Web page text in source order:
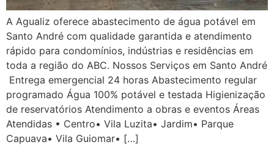
A Agualiz oferece abastecimento de água potável em
Santo André com qualidade garantida e atendimento
rápido para condomínios, indústrias e residências em
toda a região do ABC. Nossos Serviços em Santo André
Entrega emergencial 24 horas Abastecimento regular
programado Água 100% potável e testada Higienização
de reservatórios Atendimento a obras e eventos Áreas
Atendidas • Centro• Vila Luzita• Jardim• Parque
Capuava• Vila Guiomar• […]